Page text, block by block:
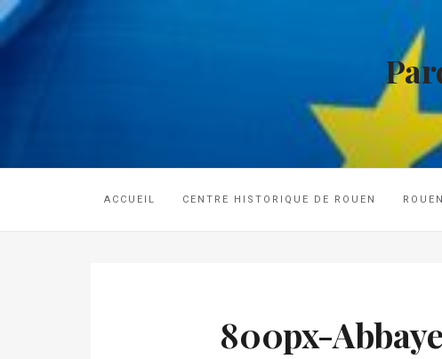
ACCUEIL CENTRE HISTORIQUE DE ROUEN
800px-